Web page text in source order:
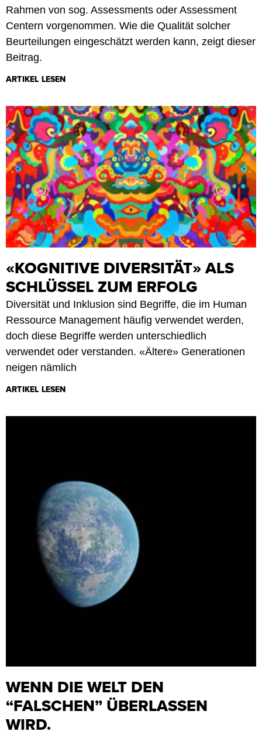
Rahmen von sog. Assessments oder Assessment
Centern vorgenommen. Wie die Qualität solcher
Beurteilungen eingeschätzt werden kann, zeigt dieser
Beitrag.
ARTIKEL LESEN
«KOGNITIVE DIVERSITÄT» ALS
SCHLÜSSEL ZUM ERFOLG
Diversität und Inklusion sind Begriffe, die im Human
Ressource Management häufig verwendet werden,
doch diese Begriffe werden unterschiedlich
verwendet oder verstanden. «Ältere» Generationen
neigen nämlich
ARTIKEL LESEN
WENN DIE WELT DEN
“FALSCHEN” ÜBERLASSEN
WIRD.